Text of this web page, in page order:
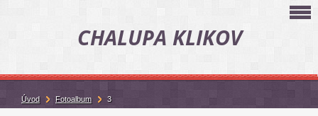
CHALUPA KLIKOV
Úvod Fotoalbum 3